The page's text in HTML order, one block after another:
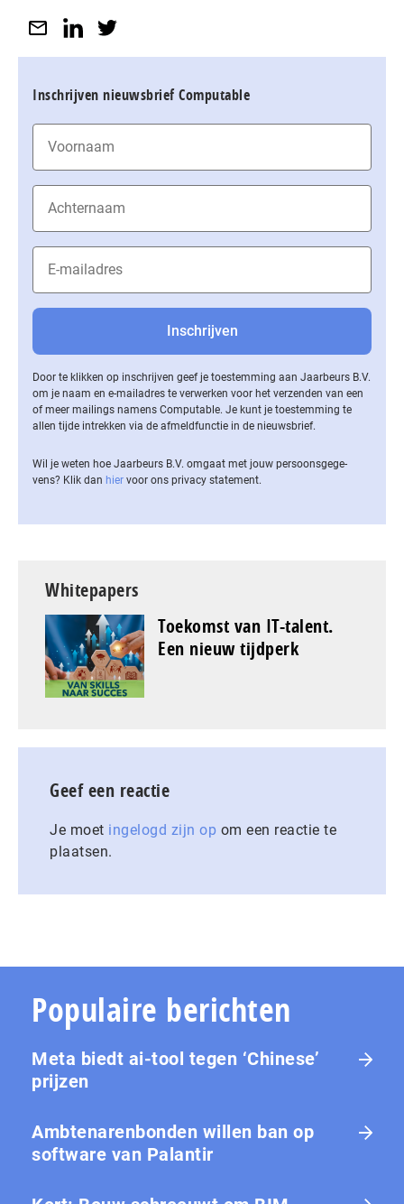
Inschrijven nieuwsbrief Computable
Door te klikken op inschrijven geef je toestemming aan Jaarbeurs B.V.
om je naam en e-mailadres te verwerken voor het verzenden van een
of meer mailings namens Computable. Je kunt je toestemming te
allen tijde intrekken via de af­meld­func­tie in de nieuwsbrief.
Wil je weten hoe Jaarbeurs B.V. omgaat met jouw per­soons­ge­ge­
vens? Klik dan hier voor ons privacy statement.
Whitepapers
Toekomst van IT-talent.
Een nieuw tijdperk
Geef een reactie
Je moet ingelogd zijn op om een reactie te
plaatsen.
Populaire berichten
Meta biedt ai-tool tegen ‘Chinese’
prijzen
Ambtenarenbonden willen ban op
software van Palantir